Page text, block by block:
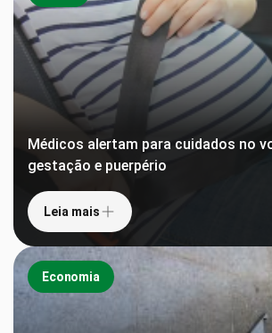
Médicos alertam para cuidados no
gestação e puerpério
Leia mais
Economia